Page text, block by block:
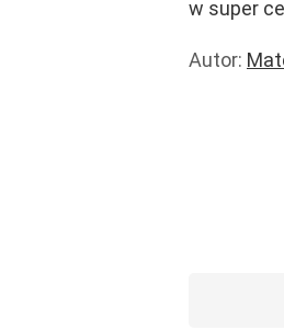
w super
Autor: